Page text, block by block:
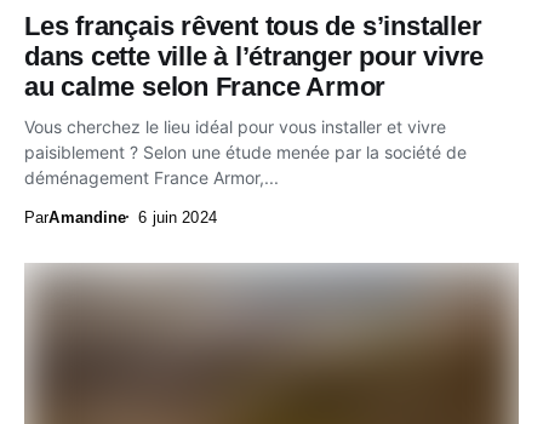
Les français rêvent tous de s’installer
dans cette ville à l’étranger pour vivre
au calme selon France Armor
Vous cherchez le lieu idéal pour vous installer et vivre
paisiblement ? Selon une étude menée par la société de
déménagement France Armor,...
ParAmandine 6 juin 2024